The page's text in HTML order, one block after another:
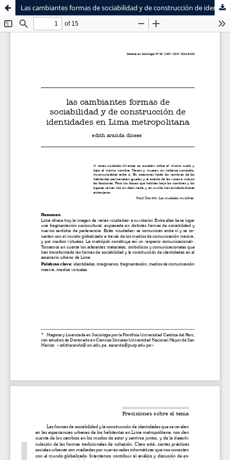
Las cambiantes formas de sociabilidad y de construcción de identidades en Lima metropolitana